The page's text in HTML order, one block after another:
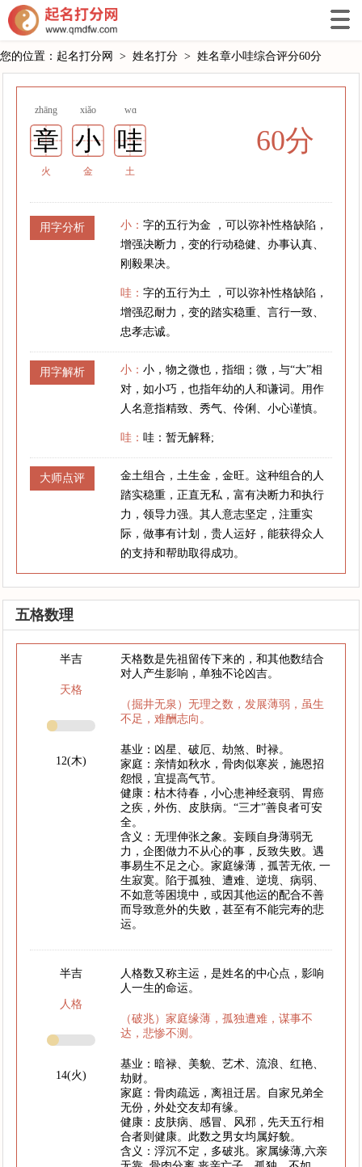
您的位置： 起名打分网 > 姓名打分 > 姓名章小哇综合评分60分
zhāng xiǎo wɑ
章 小 哇
火 金 土
60分
用字分析 小：字的五行为金 ，可以弥补性格缺陷，
增强决断力，变的行动稳健、办事认真、
刚毅果决。
哇：字的五行为土 ，可以弥补性格缺陷，
增强忍耐力，变的踏实稳重、言行一致、
忠孝志诚。
用字解析 小：小，物之微也，指细；微，与“大”相
对，如小巧，也指年幼的人和谦词。用作
人名意指精致、秀气、伶俐、小心谨慎。
哇：哇：暂无解释;
大师点评
金土组合，土生金，金旺。这种组合的人
踏实稳重，正直无私，富有决断力和执行
力，领导力强。其人意志坚定，注重实
际，做事有计划，贵人运好，能获得众人
的支持和帮助取得成功。
五格数理
半吉
天格
12(木)
天格数是先祖留传下来的，和其他数结合
对人产生影响，单独不论凶吉。
（掘井无泉）无理之数，发展薄弱，虽生
不足，难酬志向。
基业：凶星、破厄、劫煞、时禄。
家庭：亲情如秋水，骨肉似寒炭，施恩招
怨恨，宜提高气节。
健康：枯木待春，小心患神经衰弱、胃癌
之疾，外伤、皮肤病。“三才”善良者可安
全。
含义：无理伸张之象。妄顾自身薄弱无
力，企图做力不从心的事，反致失败。遇
事易生不足之心。家庭缘薄，孤苦无依, 一
生寂寞。陷于孤独、遭难、逆境、病弱、
不如意等困境中，或因其他运的配合不善
而导致意外的失败，甚至有不能完寿的悲
运。
半吉
人格
14(火)
人格数又称主运，是姓名的中心点，影响
人一生的命运。
（破兆）家庭缘薄，孤独遭难，谋事不
达，悲惨不测。
基业：暗禄、美貌、艺术、流浪、红艳、
劫财。
家庭：骨肉疏远，离祖迁居。自家兄弟全
无份，外处交友却有缘。
健康：皮肤病、感冒、风邪，先天五行相
合者则健康。此数之男女均属好貌。
含义：浮沉不定，多破兆。家属缘薄,六亲